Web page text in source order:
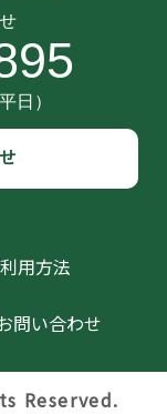
用方法
問い合わせ
Reserved.